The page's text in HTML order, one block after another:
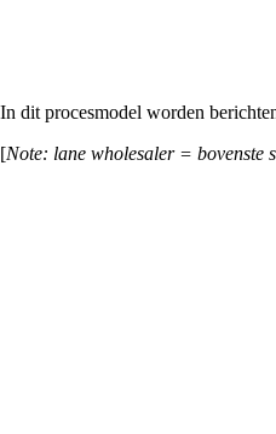
In dit procesmodel worden
[Note: lane wholesaler = bovenste